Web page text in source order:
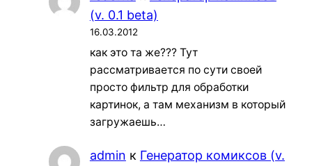
(v. 0.1 beta)
16.03.2012
как это та же??? Тут
рассматривается по сути своей
просто фильтр для обработки
картинок, а там механизм в который
загружаешь…
admin к Генератор комиксов (v.